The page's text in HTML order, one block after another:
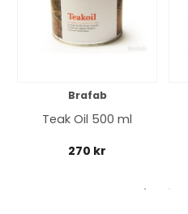
Brafab
Teak Oil 500 ml
270 kr